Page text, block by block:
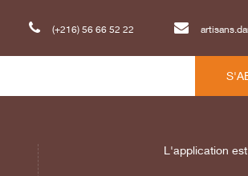
(+216) 56 66 52 22
L'application